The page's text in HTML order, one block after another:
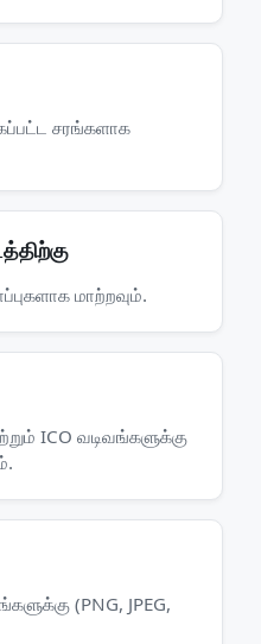
சரங்களாக
மாற்றவும்.
ICO வடிவங்களுக்கு
(PNG, JPEG,